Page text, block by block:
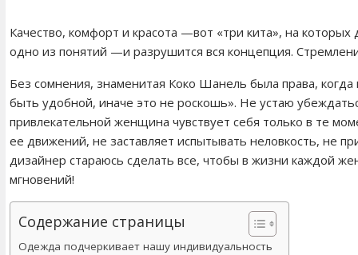
Качество, комфорт и красота —вот «три кита», на
одно из понятий —и разрушится вся концепция.
Без сомнения, знаменитая Коко Шанель была права,
быть удобной, иначе это не роскошь». Не устаю
привлекательной женщина чувствует себя только в те
ее движений, не заставляет испытывать неловкость, не
дизайнер стараюсь сделать все, чтобы в жизни каждой
мгновений!
Содержание страницы
Одежда подчеркивает нашу индивидуальность